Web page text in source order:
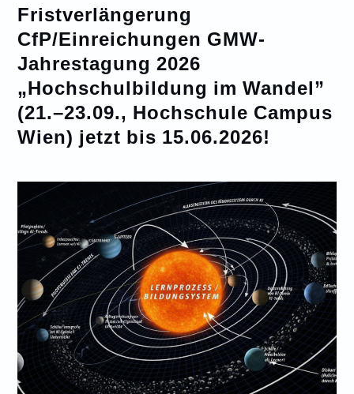
Fristverlängerung
CfP/Einreichungen GMW-
Jahrestagung 2026
„Hochschulbildung im Wandel”
(21.–23.09., Hochschule Campus
Wien) jetzt bis 15.06.2026!